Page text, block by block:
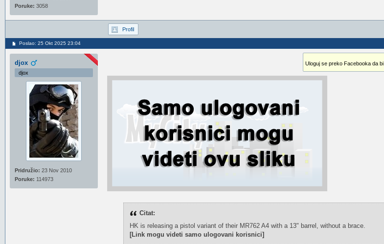
Poruke: 3058
Profil
Poslao: 25 Okt 2025 23:04
djox
djox
Pridružio: 23 Nov 2010
Poruke: 114973
Uloguj se preko Facebooka da bi
Citat:
HK is releasing a pistol variant of their MR762 A4 with a 13" barrel, without a brace.
[Link mogu videti samo ulogovani korisnici]